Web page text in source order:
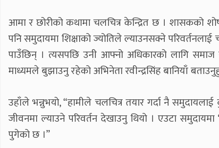
आमा र छोरीको कथामा चलचित्र केन्द्रित छ । शासकको
पनि समुदायमा शिक्षाको ज्योतिले ल्याउनसक्ने
पाउँछिन् । त्यसपछि उनी आफ्नो अधिकारको लागि समाज
माध्यमले बुझाउनु रहेको अभिनेता रवीन्द्रसिंह बानियाँ
उहाँले भन्नुभयो, “हामीले चलचित्र तयार गर्दा नै
जीवनमा ल्याउने परिवर्तन देखाउनु थियो । एउटा
पुगेको छ ।”